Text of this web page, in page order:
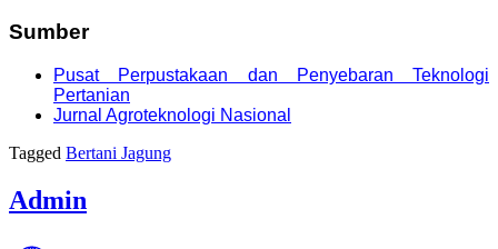
Sumber
Pusat Perpustakaan dan Penyebaran Teknologi
Pertanian
Jurnal Agroteknologi Nasional
Tagged Bertani Jagung
Admin